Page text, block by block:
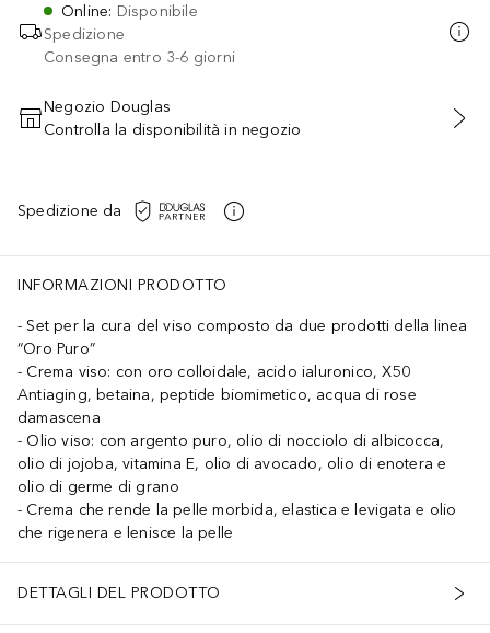
Online: Disponibile
Spedizione
Consegna entro 3-6 giorni
AGGIUNGI AL CARRELLO
Negozio Douglas
Controlla la disponibilità in negozio
Spedizione da
INFORMAZIONI PRODOTTO
Set per la cura del viso composto da due prodotti della linea
“Oro Puro”
Crema viso: con oro colloidale, acido ialuronico, X50
Antiaging, betaina, peptide biomimetico, acqua di rose
damascena
Olio viso: con argento puro, olio di nocciolo di albicocca,
olio di jojoba, vitamina E, olio di avocado, olio di enotera e
olio di germe di grano
Crema che rende la pelle morbida, elastica e levigata e olio
che rigenera e lenisce la pelle
DETTAGLI DEL PRODOTTO